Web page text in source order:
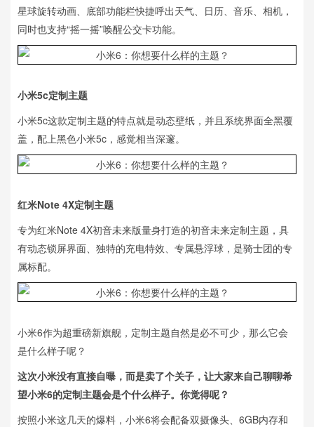
星球旋转动画、底部功能栏快捷呼出天气、日历、音乐、相机，
同时也支持“摇一摇”唤醒公交卡功能。
小米5c定制主题
小米5c这款定制主题的特点就是动态壁纸，并且系统界面全黑覆
盖，配上黑色小米5c，感觉相当深邃。
红米Note 4X定制主题
专为红米Note 4X初音未来版量身打造的初音未来定制主题，具
有动态锁屏界面、独特的充电特效、专属悬浮球，是骑士团的专
属标配。
小米6作为超重磅新旗舰，定制主题自然是必不可少，那么它会
是什么样子呢？
这次小米没有直接自曝，而是卖了个关子，让大家来自己聊聊希
望小米6的定制主题会是个什么样子。你觉得呢？
按照小米这几天的爆料，小米6将会配备双摄像头、6GB内存和